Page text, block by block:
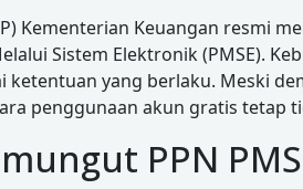
Kementerian Keuangan resmi
Sistem Elektronik (PMSE).
ketentuan yang berlaku. Meski
penggunaan akun gratis tetap
PPN